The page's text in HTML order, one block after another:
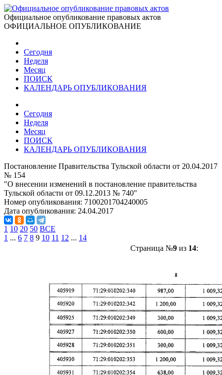
Официальное опубликование правовых актов
ОФИЦИАЛЬНОЕ ОПУБЛИКОВАНИЕ
Сегодня
Неделя
Месяц
ПОИСК
КАЛЕНДАРЬ ОПУБЛИКОВАНИЯ
Сегодня
Неделя
Месяц
ПОИСК
КАЛЕНДАРЬ ОПУБЛИКОВАНИЯ
Постановление Правительства Тульской области от 20.04.2017
№ 154
"О внесении изменений в постановление правительства
Тульской области от 09.12.2013 № 740"
Номер опубликования: 7100201704240005
Дата опубликования: 24.04.2017
1 10 20 50 ВСЕ
1 ... 6 7 8 9 10 11 12 ... 14
Страница №9из 14: